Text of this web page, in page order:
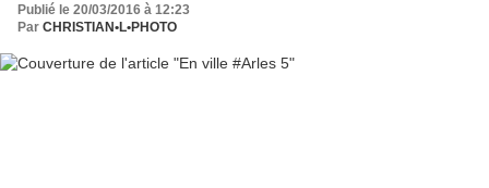
Publié le 20/03/2016 à 12:23
Par CHRISTIAN•L•PHOTO